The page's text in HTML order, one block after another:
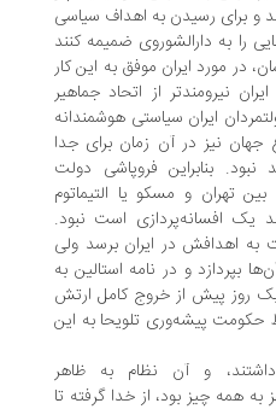
رسیدن به اهداف سیاسی
دارالشوروی ضمیمه کنند
ایران موفق به این کار
از اتحاد جماهیر
سیاستی هوشمندانه
در آن زمان برای جدا
فروپاشی دولت
و مسکو یا التیماتوم
است نبود.
در ایران برسد ولی
و در نامه استالین به
1325 یک روز پیش از خروج کامل ارتش
پیشه‌وری تلویحا به این
و آن نظام به ظاهر
بود، از خدا گرفته تا